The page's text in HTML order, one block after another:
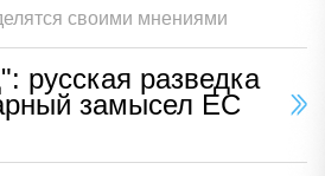
своими мнениями
русская разведка
замысел ЕС